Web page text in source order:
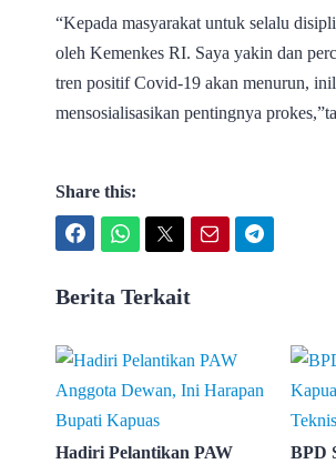
“Kepada masyarakat untuk selalu
oleh Kemenkes RI. Saya yakin dan
tren positif Covid-19 akan menurun,
mensosialisasikan pentingnya
Share this:
Berita Terkait
Hadiri Pelantikan PAW
BPD